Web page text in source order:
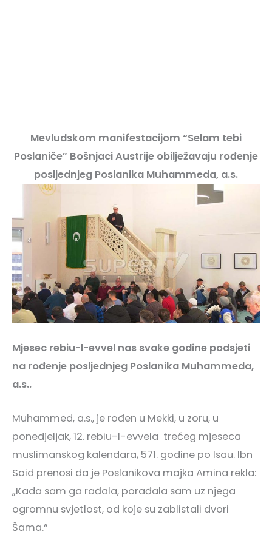
Mevludskom manifestacijom “Selam tebi
Poslaniče” Bošnjaci Austrije obilježavaju rođenje
posljednjeg Poslanika Muhammeda, a.s.
Mjesec rebiu-l-evvel nas svake godine podsjeti
na rođenje posljednjeg Poslanika Muhammeda,
a.s..
Muhammed, a.s., je rođen u Mekki, u zoru, u
ponedjeljak, 12. rebiu-l-evvela trećeg mjeseca
muslimanskog kalendara, 571. godine po Isau. Ibn
Said prenosi da je Poslanikova majka Amina rekla:
„Kada sam ga rađala, porađala sam uz njega
ogromnu svjetlost, od koje su zablistali dvori
Šama.“